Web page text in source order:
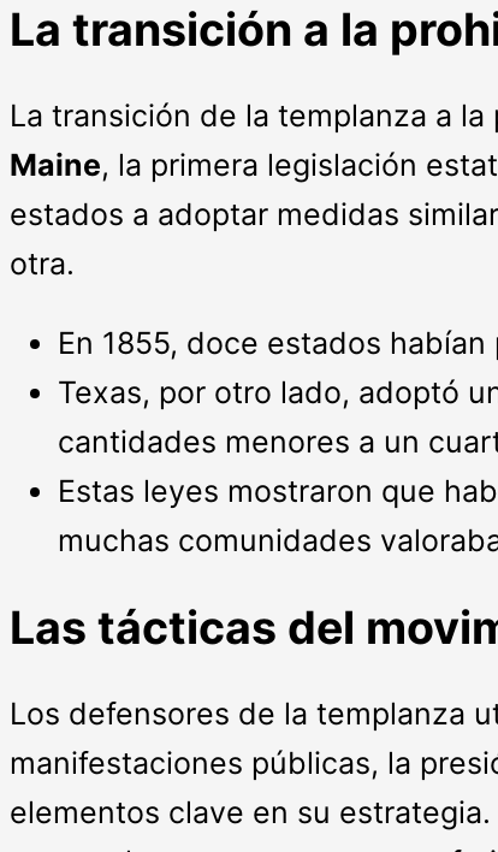
La transición a la
La transición de la templanza a
Maine, la primera legislación
estados a adoptar medidas
otra.
En 1855, doce estados
Texas, por otro lado, adoptó
cantidades menores a un
Estas leyes mostraron que
muchas comunidades
Las tácticas del
Los defensores de la templanza
manifestaciones públicas, la
elementos clave en su